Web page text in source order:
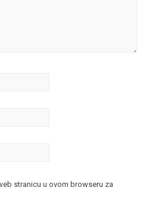
stranicu u ovom browseru za